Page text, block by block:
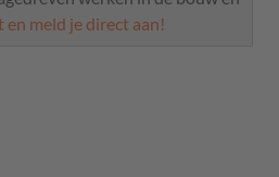
en meld je direct aan!